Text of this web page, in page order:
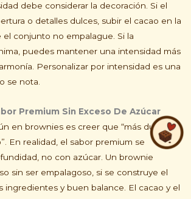
debe considerar la decoración. Si el
o detalles dulces, subir el cacao en la
el conjunto no empalague. Si la
puedes mantener una intensidad más
Personalizar por intensidad es una
se nota.
Premium Sin Exceso De Azúcar
en brownies es creer que “más dulce”
En realidad, el sabor premium se
no con azúcar. Un brownie
sin ser empalagoso, si se construye el
ingredientes y buen balance. El cacao y el